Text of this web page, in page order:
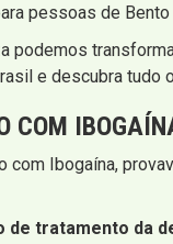
pessoas de
e descubra
COM
Ibogaína,
tratamento da